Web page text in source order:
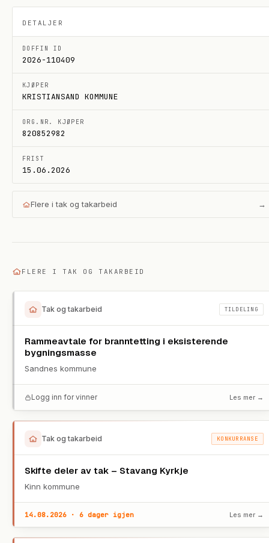
DETALJER
DOFFIN ID
2026-110409
KJØPER
KRISTIANSAND KOMMUNE
ORG.NR. KJØPER
820852982
FRIST
15.06.2026
Flere itak og takarbeid →
FLERE ITAK OG TAKARBEID
Tak og takarbeid TILDELING
Rammeavtale for branntetting i eksisterende
bygningsmasse
Sandnes kommune
Logg inn for vinner Les mer →
Tak og takarbeid KONKURRANSE
Skifte deler av tak – Stavang Kyrkje
Kinn kommune
14.08.2026 · 6 dager igjen Les mer →